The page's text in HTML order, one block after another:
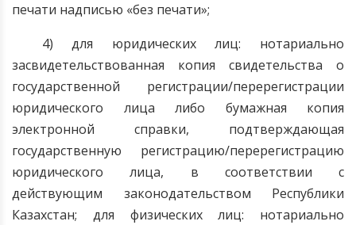
печати надписью «без печати»;
4) для юридических лиц: нотариально
засвидетельствованная копия свидетельства о
государственной регистрации/перерегистрации
юридического лица либо бумажная копия
электронной справки, подтверждающая
государственную регистрацию/перерегистрацию
юридического лица, в соответствии с
действующим законодательством Республики
Казахстан; для физических лиц: нотариально